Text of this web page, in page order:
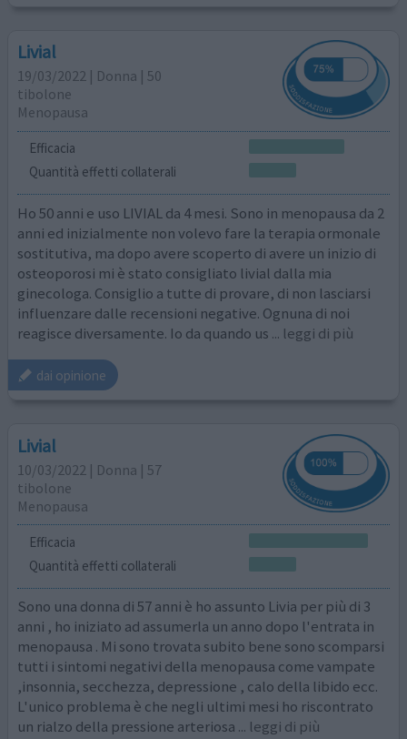
Livial
19/03/2022 | Donna | 50
tibolone
Menopausa
Efficacia
Quantità effetti collaterali
Ho 50 anni e uso LIVIAL da 4 mesi. Sono in menopausa da 2
anni ed inizialmente non volevo fare la terapia ormonale
sostitutiva, ma dopo avere scoperto di avere un inizio di
osteoporosi mi è stato consigliato livial dalla mia
ginecologa. Consiglio a tutte di provare, di non lasciarsi
influenzare dalle recensioni negative. Ognuna di noi
reagisce diversamente. Io da quando us ... leggi di più
dai opinione
Livial
10/03/2022 | Donna | 57
tibolone
Menopausa
Efficacia
Quantità effetti collaterali
Sono una donna di 57 anni è ho assunto Livia per più di 3
anni , ho iniziato ad assumerla un anno dopo l'entrata in
menopausa . Mi sono trovata subito bene sono scomparsi
tutti i sintomi negativi della menopausa come vampate
,insonnia, secchezza, depressione , calo della libido ecc.
L'unico problema è che negli ultimi mesi ho riscontrato
un rialzo della pressione arteriosa ... leggi di più